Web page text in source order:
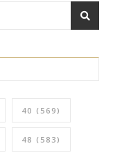
40 (569)
48 (583)